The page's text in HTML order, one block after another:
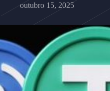
outubro 15, 2025